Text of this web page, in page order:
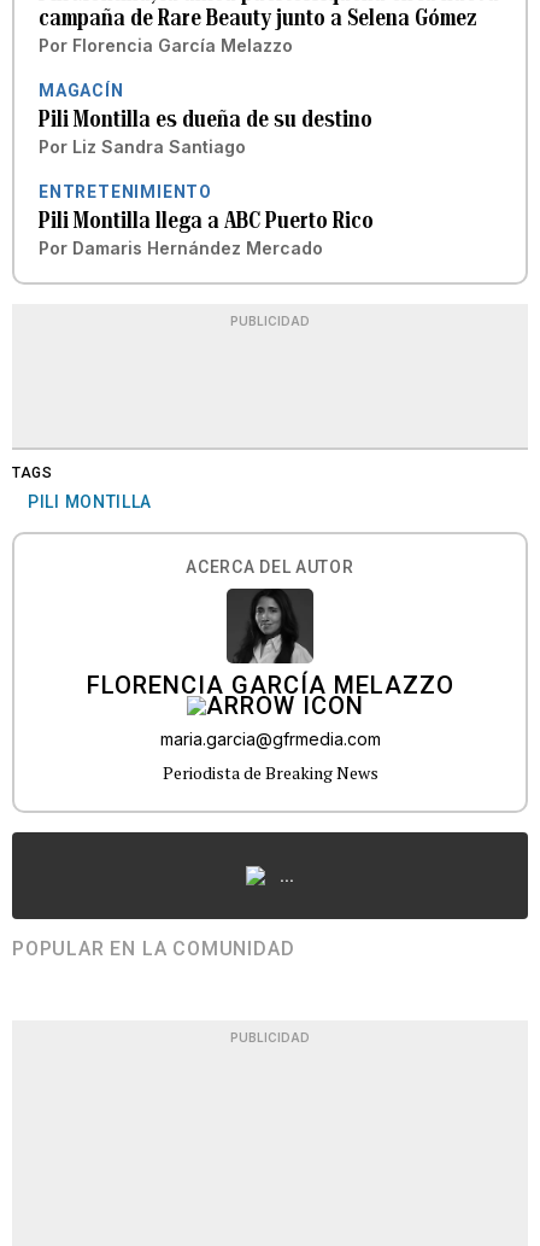
campaña de Rare Beauty junto a Selena Gómez
Por Florencia García Melazzo
MAGACÍN
Pili Montilla es dueña de su destino
Por Liz Sandra Santiago
ENTRETENIMIENTO
Pili Montilla llega a ABC Puerto Rico
Por Damaris Hernández Mercado
PUBLICIDAD
TAGS
PILI MONTILLA
ACERCA DEL AUTOR
FLORENCIA GARCÍA MELAZZO
maria.garcia@gfrmedia.com
Periodista de Breaking News
...
POPULAR EN LA COMUNIDAD
PUBLICIDAD